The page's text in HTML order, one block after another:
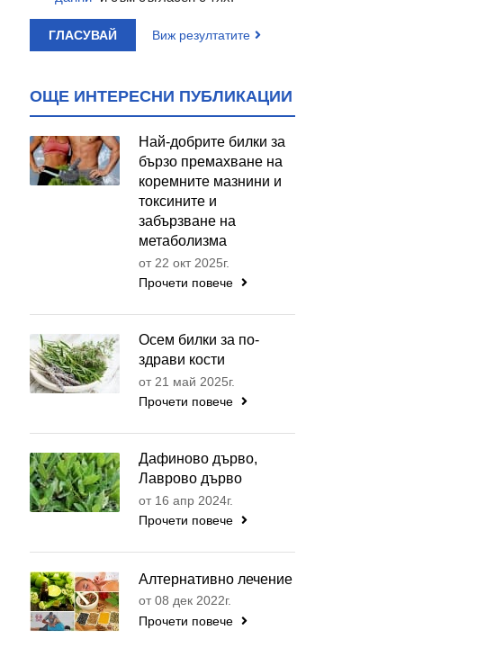
ГЛАСУВАЙ Виж резултатите
ОЩЕ ИНТЕРЕСНИ ПУБЛИКАЦИИ
Най-добрите билки за
бързо премахване на
коремните мазнини и
токсините и
забързване на
метаболизма
от 22 окт 2025г.
Прочети повече
Осем билки за по-
здрави кости
от 21 май 2025г.
Прочети повече
Дафиново дърво,
Лаврово дърво
от 16 апр 2024г.
Прочети повече
Алтернативно лечение
от 08 дек 2022г.
Прочети повече